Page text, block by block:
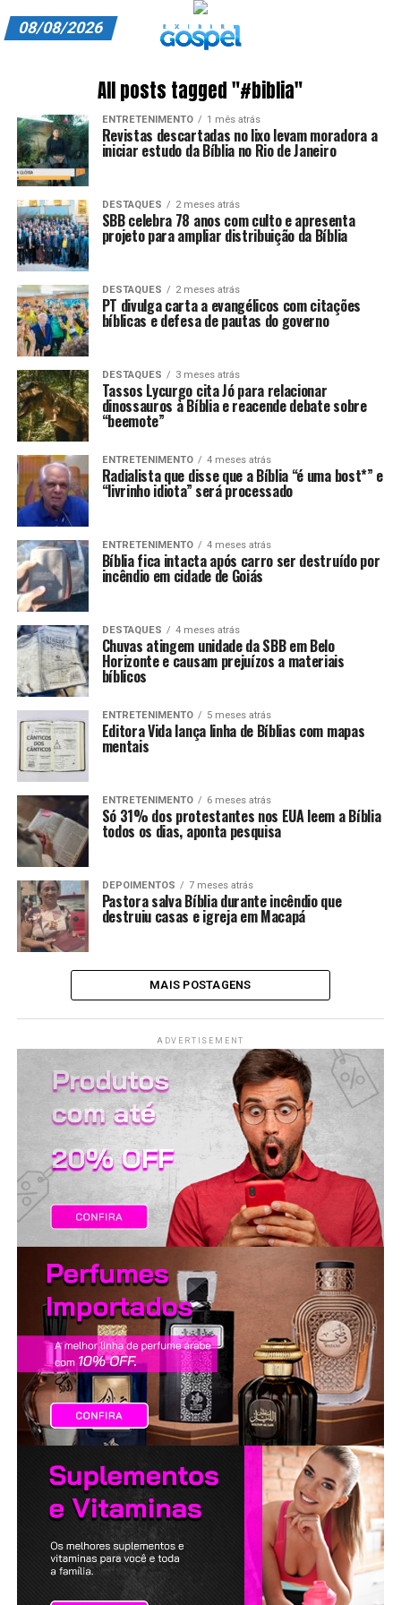
ASSINE
CARRINHO
EDITORIAL
ENTREVISTAS
EXPEDIENTE
FINALIZAR COMPRA
HOME
LANÇAMENTOS
08/08/2026
All posts tagged "#biblia"
ENTRETENIMENTO 1 mês atrás
Revistas descartadas no lixo levam moradora a
iniciar estudo da Bíblia no Rio de Janeiro
DESTAQUES 2 meses atrás
SBB celebra 78 anos com culto e apresenta
projeto para ampliar distribuição da Bíblia
DESTAQUES 2 meses atrás
PT divulga carta a evangélicos com citações
bíblicas e defesa de pautas do governo
DESTAQUES 3 meses atrás
Tassos Lycurgo cita Jó para relacionar
dinossauros à Bíblia e reacende debate sobre
“beemote”
ENTRETENIMENTO 4 meses atrás
Radialista que disse que a Bíblia “é uma bost*” e
“livrinho idiota” será processado
ENTRETENIMENTO 4 meses atrás
Bíblia fica intacta após carro ser destruído por
incêndio em cidade de Goiás
DESTAQUES 4 meses atrás
Chuvas atingem unidade da SBB em Belo
Horizonte e causam prejuízos a materiais
bíblicos
ENTRETENIMENTO 5 meses atrás
Editora Vida lança linha de Bíblias com mapas
mentais
ENTRETENIMENTO 6 meses atrás
Só 31% dos protestantes nos EUA leem a Bíblia
todos os dias, aponta pesquisa
DEPOIMENTOS 7 meses atrás
Pastora salva Bíblia durante incêndio que
destruiu casas e igreja em Macapá
MAIS POSTAGENS
ADVERTISEMENT